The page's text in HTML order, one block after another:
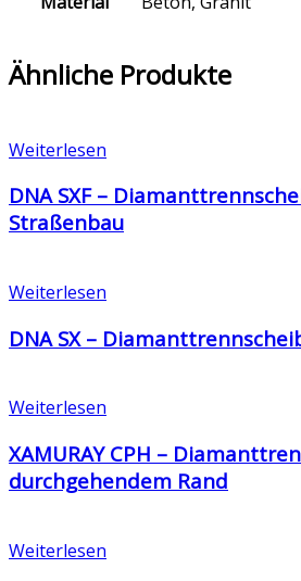
Ähnliche Produkte
Weiterlesen
DNA SXF –
Straßenbau
Weiterlesen
DNA SX –
Weiterlesen
XAMURAY CPH –
durchgehendem Rand
Weiterlesen